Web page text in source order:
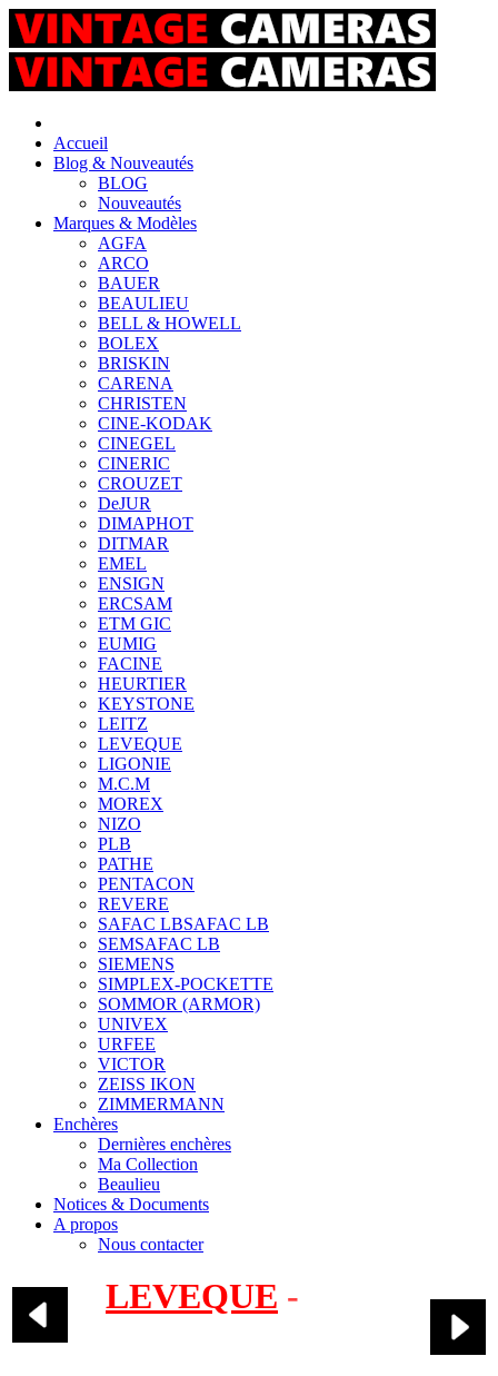
Accueil
Blog & Nouveautés
BLOG
Nouveautés
Marques & Modèles
AGFA
ARCO
BAUER
BEAULIEU
BELL & HOWELL
BOLEX
BRISKIN
CARENA
CHRISTEN
CINE-KODAK
CINEGEL
CINERIC
CROUZET
DeJUR
DIMAPHOT
DITMAR
EMEL
ENSIGN
ERCSAM
ETM GIC
EUMIG
FACINE
HEURTIER
KEYSTONE
LEITZ
LEVEQUE
LIGONIE
M.C.M
MOREX
NIZO
PLB
PATHE
PENTACON
REVERE
SAFAC LBSAFAC LB
SEMSAFAC LB
SIEMENS
SIMPLEX-POCKETTE
SOMMOR (ARMOR)
UNIVEX
URFEE
VICTOR
ZEISS IKON
ZIMMERMANN
Enchères
Dernières enchères
Ma Collection
Beaulieu
Notices & Documents
A propos
Nous contacter
LEVEQUE -